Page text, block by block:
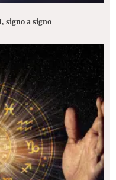
signo a signo